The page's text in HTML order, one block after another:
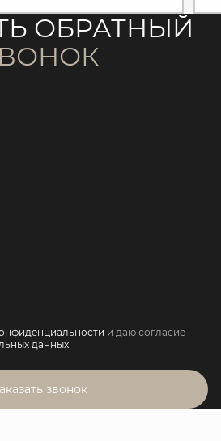
ОБРАТНЫЙ
и даю согласие
данных
звонок